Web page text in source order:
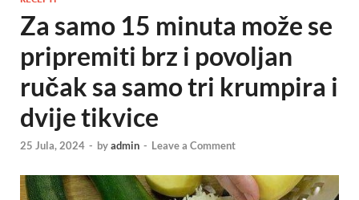
Za samo 15 minuta može se
pripremiti brz i povoljan
ručak sa samo tri krumpira i
dvije tikvice
25 Jula, 2024 - byadmin - Leave a Comment